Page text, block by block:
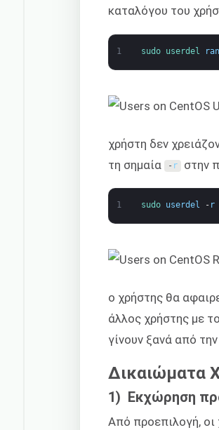
καταλόγου του
1 sudo userdel
χρήστη δεν
τη σημαία - r στην
1 sudo userdel - r
ο χρήστης θα
άλλος χρήστης με
γίνουν ξανά από
Δικαιώματα
1) Εκχώρηση
Από προεπιλογή, οι